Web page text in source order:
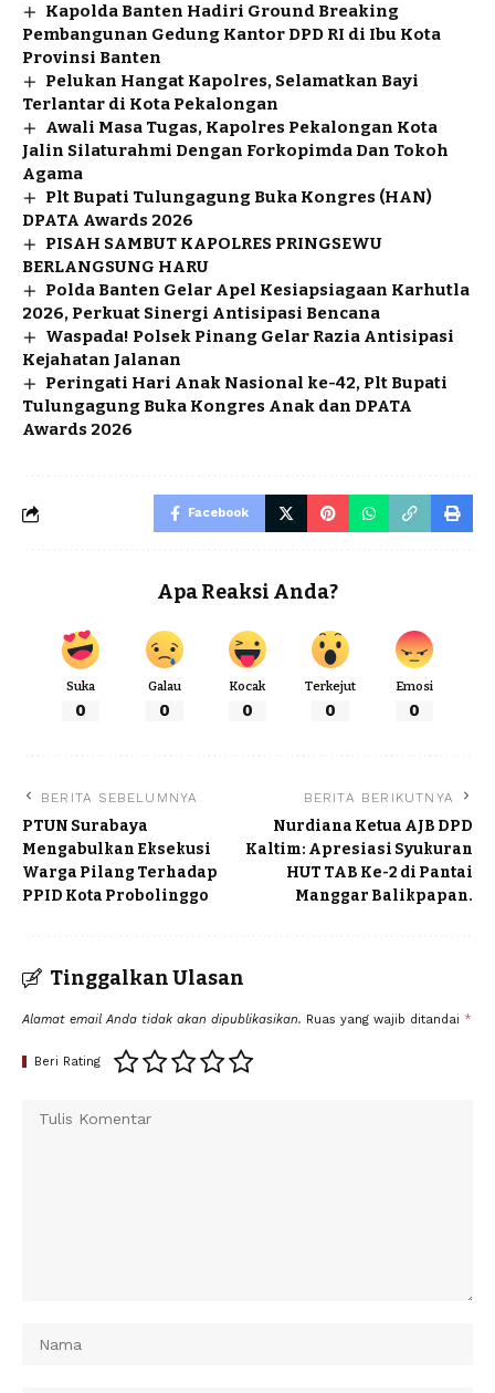
Kapolda Banten Hadiri Ground Breaking
Pembangunan Gedung Kantor DPD RI di Ibu Kota
Provinsi Banten
Pelukan Hangat Kapolres, Selamatkan Bayi
Terlantar di Kota Pekalongan
Awali Masa Tugas, Kapolres Pekalongan Kota
Jalin Silaturahmi Dengan Forkopimda Dan Tokoh
Agama
Plt Bupati Tulungagung Buka Kongres (HAN)
DPATA Awards 2026
PISAH SAMBUT KAPOLRES PRINGSEWU
BERLANGSUNG HARU
Polda Banten Gelar Apel Kesiapsiagaan Karhutla
2026, Perkuat Sinergi Antisipasi Bencana
Waspada! Polsek Pinang Gelar Razia Antisipasi
Kejahatan Jalanan
Peringati Hari Anak Nasional ke-42, Plt Bupati
Tulungagung Buka Kongres Anak dan DPATA
Awards 2026
Facebook
Apa Reaksi Anda?
Suka
0
Galau
0
Kocak
0
Terkejut
0
Emosi
0
BERITA SEBELUMNYA
PTUN Surabaya
Mengabulkan Eksekusi
Warga Pilang Terhadap
PPID Kota Probolinggo
BERITA BERIKUTNYA
Nurdiana Ketua AJB DPD
Kaltim: Apresiasi Syukuran
HUT TAB Ke-2 di Pantai
Manggar Balikpapan.
Tinggalkan Ulasan
Alamat email Anda tidak akan dipublikasikan. Ruas yang wajib ditandai *
Beri Rating